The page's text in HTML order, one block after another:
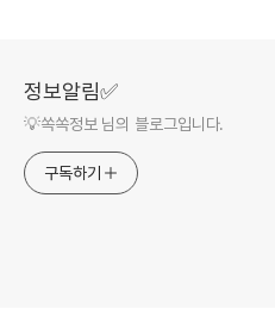
정보알림✅
💡쏙쏙정보 님의 블로그입니다.
구독하기